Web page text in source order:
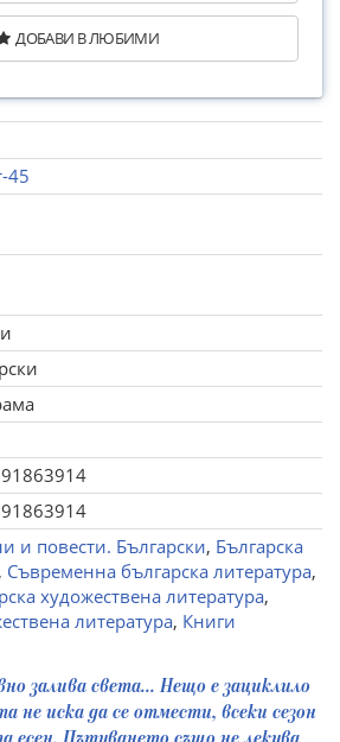
ДОБАВИ В ЛЮБИМИ
45
и повести. Български, Българска
, Съвременна българска литература,
художествена литература,
литература, Книги
залива света... Нещо е зациклило
не иска да се отмести, всеки сезон